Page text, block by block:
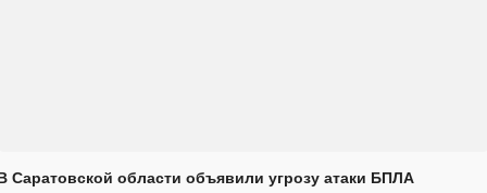
Саратовской области объявили угрозу атаки БПЛА